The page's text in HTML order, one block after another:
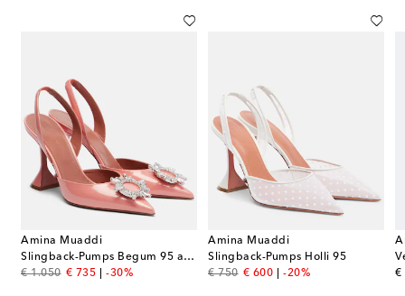
Amina Muaddi
Slingback-Pumps Begum 95 aus Lackleder
€ 1.050
original price
€ 735
discount price
-30%
Amina Muaddi
Slingback-Pumps Holli 95
€ 750
original price
€ 600
discount price
-20% €